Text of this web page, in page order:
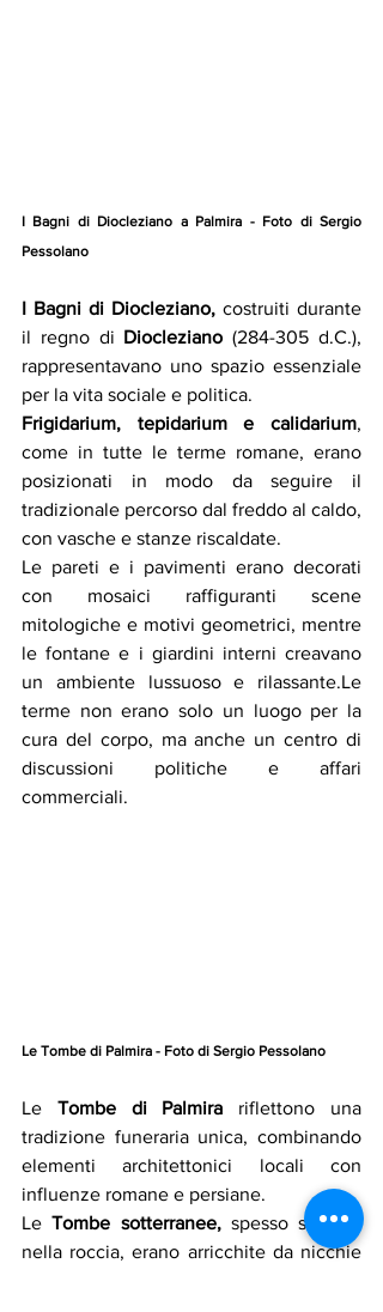
I Bagni di Diocleziano a Palmira - Foto di Sergio
Pessolano
I Bagni di Diocleziano, costruiti durante
il regno di
Diocleziano (284-305 d.C.),
rappresentavano uno spazio essenziale
per la vita sociale e politica.
Frigidarium, tepidarium e calidarium,
come in tutte le terme romane, erano
posizionati in modo da seguire il
tradizionale percorso dal freddo al caldo,
con vasche e stanze riscaldate.
Le pareti e i pavimenti erano decorati
con mosaici raffiguranti scene
mitologiche e motivi geometrici, mentre
le fontane e i giardini interni creavano
un ambiente lussuoso e rilassante.Le
terme non erano solo un luogo per la
cura del corpo, ma anche un centro di
discussioni politiche e affari
commerciali.
Le Tombe di Palmira - Foto di Sergio Pessolano
Le Tombe di Palmira riflettono una
tradizione funeraria unica, combinando
elementi architettonici locali con
influenze romane e persiane.
Le Tombe sotterranee, spesso scavate
nella roccia, erano arricchite da nicchie